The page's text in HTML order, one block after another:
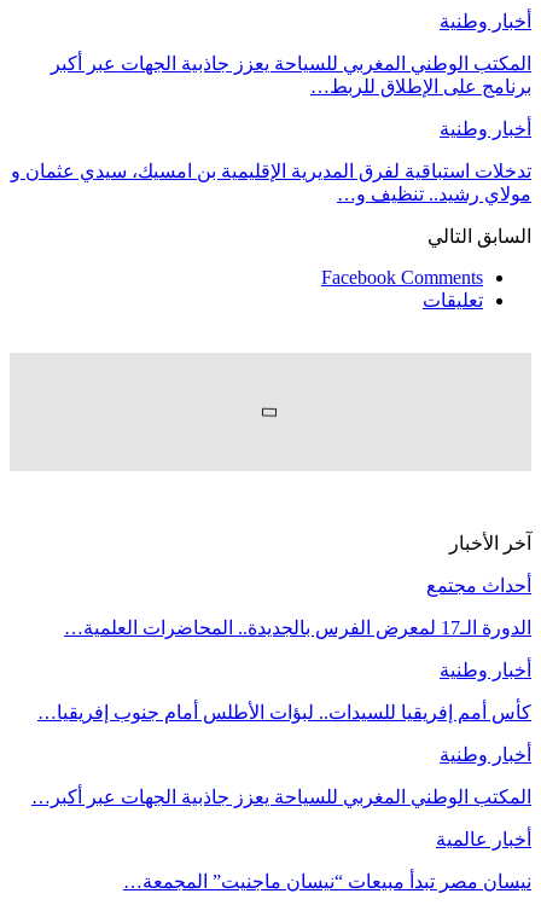
أخبار وطنية
المكتب الوطني المغربي للسياحة يعزز جاذبية الجهات عبر أكبر
برنامج على الإطلاق للربط…
أخبار وطنية
تدخلات استباقية لفرق المديرية الإقليمية بن امسيك، سيدي عثمان و
مولاي رشيد.. تنظيف و…
السابق التالي
Facebook Comments
تعليقات
آخر الأخبار
أحداث مجتمع
الدورة الـ17 لمعرض الفرس بالجديدة.. المحاضرات العلمية…
أخبار وطنية
كأس أمم إفريقيا للسيدات.. لبؤات الأطلس أمام جنوب إفريقيا…
أخبار وطنية
المكتب الوطني المغربي للسياحة يعزز جاذبية الجهات عبر أكبر…
أخبار عالمية
نيسان مصر تبدأ مبيعات “نيسان ماجنيت” المجمعة…